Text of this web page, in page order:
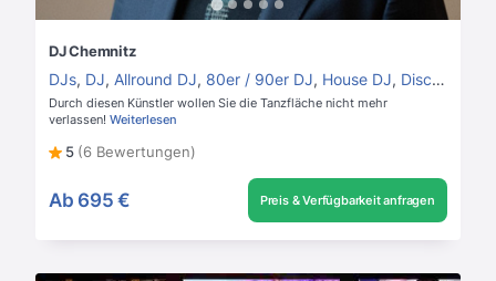
DJ Chemnitz
DJs, DJ, Allround DJ, 80er / 90er DJ, House DJ, Disco DJ
Durch diesen Künstler wollen Sie die Tanzfläche nicht mehr
verlassen! Weiterlesen
5 (6 Bewertungen)
Ab 695 € Preis & Verfügbarkeit anfragen